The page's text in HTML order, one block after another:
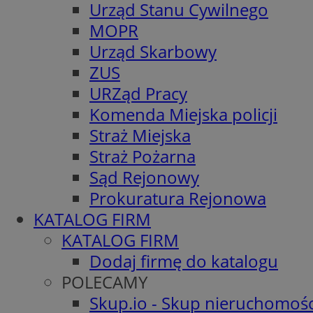
Urząd Stanu Cywilnego
MOPR
Urząd Skarbowy
ZUS
URZąd Pracy
Komenda Miejska policji
Straż Miejska
Straż Pożarna
Sąd Rejonowy
Prokuratura Rejonowa
KATALOG FIRM
KATALOG FIRM
Dodaj firmę do katalogu
POLECAMY
Skup.io - Skup